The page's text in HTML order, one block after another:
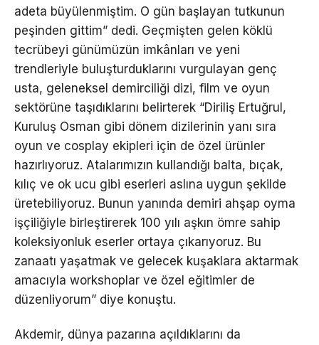
adeta büyülenmiştim. O gün başlayan tutkunun
peşinden gittim” dedi. Geçmişten gelen köklü
tecrübeyi günümüzün imkânları ve yeni
trendleriyle buluşturduklarını vurgulayan genç
usta, geleneksel demirciliği dizi, film ve oyun
sektörüne taşıdıklarını belirterek “Diriliş Ertuğrul,
Kuruluş Osman gibi dönem dizilerinin yanı sıra
oyun ve cosplay ekipleri için de özel ürünler
hazırlıyoruz. Atalarımızın kullandığı balta, bıçak,
kılıç ve ok ucu gibi eserleri aslına uygun şekilde
üretebiliyoruz. Bunun yanında demiri ahşap oyma
işçiliğiyle birleştirerek 100 yılı aşkın ömre sahip
koleksiyonluk eserler ortaya çıkarıyoruz. Bu
zanaatı yaşatmak ve gelecek kuşaklara aktarmak
amacıyla workshoplar ve özel eğitimler de
düzenliyorum” diye konuştu.
Akdemir, dünya pazarına açıldıklarını da